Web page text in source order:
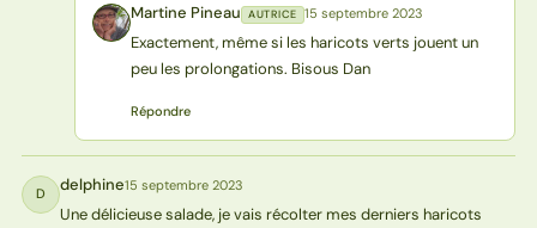
MP Martine Pineau AUTRICE 15 septembre 2023
Exactement, même si les haricots verts jouent un
peu les prolongations. Bisous Dan
Répondre
D delphine15 septembre 2023
Une délicieuse salade, je vais récolter mes derniers haricots